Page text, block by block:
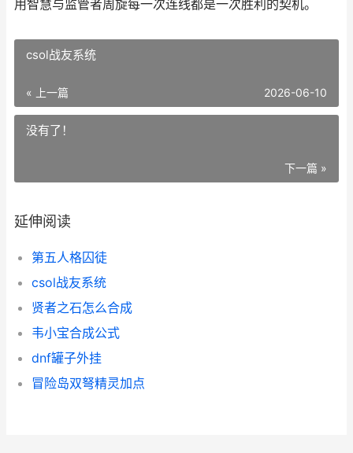
用智慧与监管者周旋每一次连线都是一次胜利的契机。
csol战友系统
« 上一篇 2026-06-10
没有了！
下一篇 »
延伸阅读
第五人格囚徒
csol战友系统
贤者之石怎么合成
韦小宝合成公式
dnf罐子外挂
冒险岛双弩精灵加点